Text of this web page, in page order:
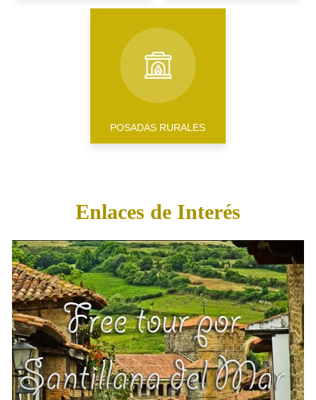
POSADAS RURALES
Enlaces de Interés